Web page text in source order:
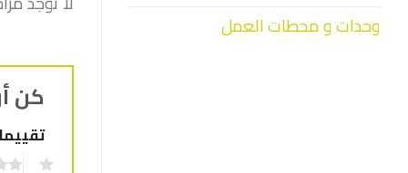
وحدات و محطات العمل
كن